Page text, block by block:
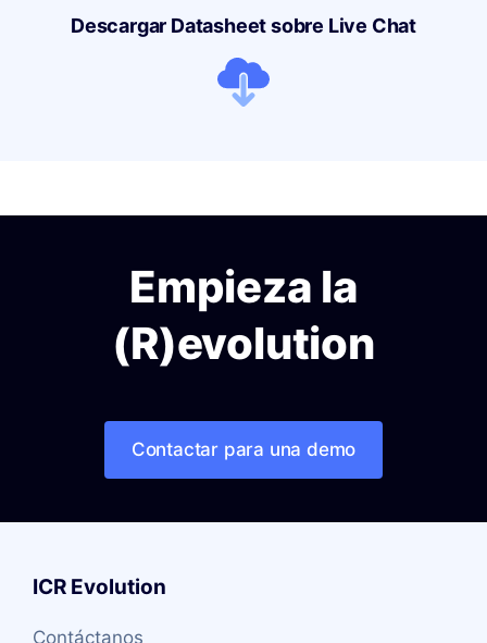
Descargar Datasheet sobre Live Chat
Empieza la
(R)evolution
Contactar para una demo
ICR Evolution
Contáctanos